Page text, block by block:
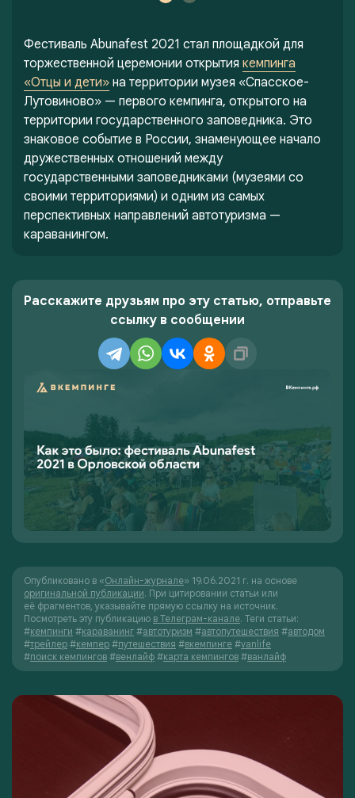
Фестиваль Abunafest 2021 стал площадкой для
торжественной церемонии открытия кемпинга
«Отцы и дети» на территории музея «Спасское-
Лутовиново» — первого кемпинга, открытого на
территории государственного заповедника. Это
знаковое событие в России, знаменующее начало
дружественных отношений между
государственными заповедниками (музеями со
своими территориями) и одним из самых
перспективных направлений автотуризма —
караванингом.
Расскажите друзьям про эту статью, отправьте
ссылку в сообщении
Опубликовано в «Онлайн-журнале» 19.06.2021 г. на основе
оригинальной публикации. При цитировании статьи или
её фрагментов, указывайте прямую ссылку на источник.
Посмотреть эту публикацию в Телеграм-канале. Теги статьи:
#кемпинги #караванинг #автотуризм #автопутешествия #автодом
#трейлер #кемпер #путешествия #вкемпинге #vanlife
#поиск кемпингов #венлайф #карта кемпингов #ванлайф